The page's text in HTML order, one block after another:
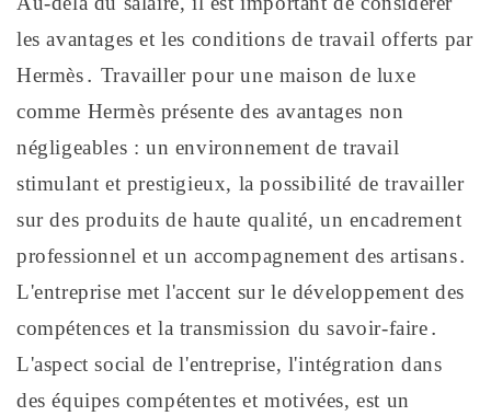
les avantages et les conditions de travail offerts par
Hermès․ Travailler pour une maison de luxe
comme Hermès présente des avantages non
négligeables : un environnement de travail
stimulant et prestigieux, la possibilité de travailler
sur des produits de haute qualité, un encadrement
professionnel et un accompagnement des artisans․
L'entreprise met l'accent sur le développement des
compétences et la transmission du savoir-faire․
L'aspect social de l'entreprise, l'intégration dans
des équipes compétentes et motivées, est un